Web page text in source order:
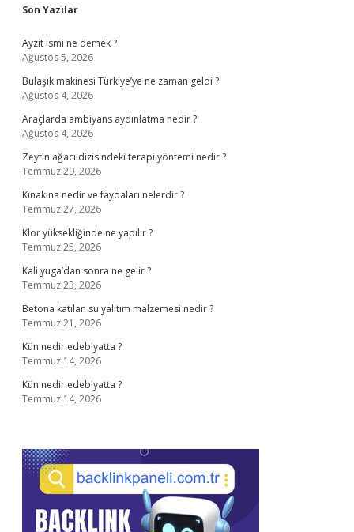
Sidebar
Son Yazılar
Ayzit ismi ne demek ?
Ağustos 5, 2026
Bulaşık makinesi Türkiye’ye ne zaman geldi ?
Ağustos 4, 2026
Araçlarda ambiyans aydınlatma nedir ?
Ağustos 4, 2026
Zeytin ağacı dizisindeki terapi yöntemi nedir ?
Temmuz 29, 2026
Kınakına nedir ve faydaları nelerdir ?
Temmuz 27, 2026
Klor yüksekliğinde ne yapılır ?
Temmuz 25, 2026
Kali yuga’dan sonra ne gelir ?
Temmuz 23, 2026
Betona katılan su yalıtım malzemesi nedir ?
Temmuz 21, 2026
Kün nedir edebiyatta ?
Temmuz 14, 2026
Kün nedir edebiyatta ?
Temmuz 14, 2026